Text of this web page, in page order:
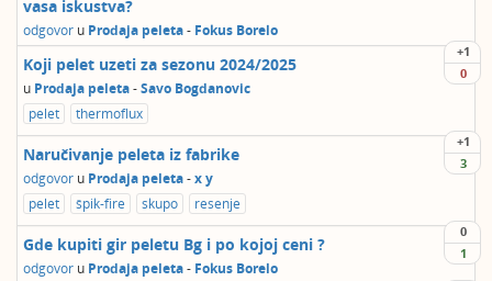
vasa iskustva?
odgovor u Prodaja peleta- Fokus Borelo
+1
0
Koji pelet uzeti za sezonu 2024/2025
u Prodaja peleta-Savo Bogdanovic
pelet
thermoflux
+1
3
Naručivanje peleta iz fabrike
odgovor u Prodaja peleta-x y
pelet
špik-fire skupo resenje
0
1
Gde kupiti gir peletu Bg i po kojoj ceni ?
odgovor u Prodaja peleta- Fokus Borelo